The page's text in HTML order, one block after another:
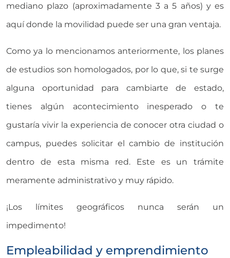
mediano plazo (aproximadamente 3 a 5 años) y es
aquí donde la movilidad puede ser una gran ventaja.
Como ya lo mencionamos anteriormente, los planes
de estudios son homologados, por lo que, si te surge
alguna oportunidad para cambiarte de estado,
tienes algún acontecimiento inesperado o te
gustaría vivir la experiencia de conocer otra ciudad o
campus, puedes solicitar el cambio de institución
dentro de esta misma red. Este es un trámite
meramente administrativo y muy rápido.
¡Los límites geográficos nunca serán un
impedimento!
Empleabilidad y emprendimiento